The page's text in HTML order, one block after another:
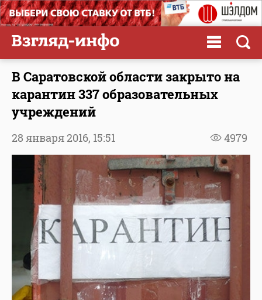
В Саратовской области закрыто на
карантин 337 образовательных
учреждений
4979
28 января 2016, 15:51